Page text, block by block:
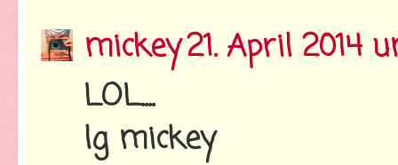
mickey21. April 2014
LOL....
lg mickey